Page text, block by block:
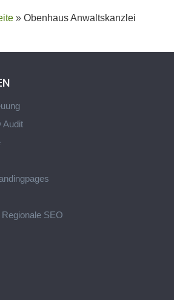
» Obenhaus Anwaltskanzlei
Audit
SEO